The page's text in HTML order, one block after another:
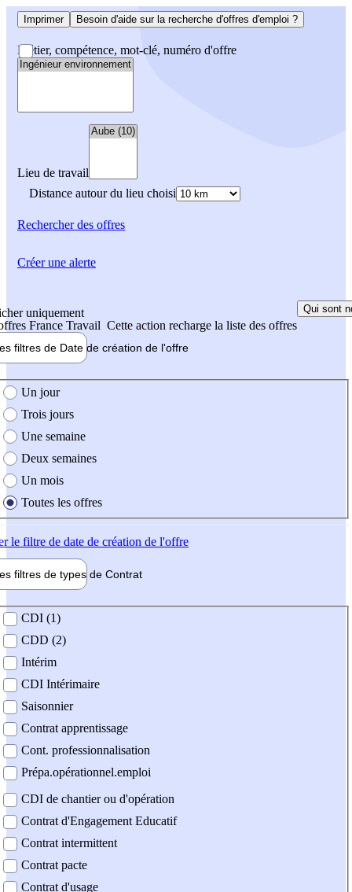
Imprimer Besoin d'aide sur la recherche d'offres d'emploi ?
Métier, compétence, mot-clé, numéro d'offre
Lieu de travail
Distance autour du lieu choisi
Rechercherdes offres
uniquement
France Travail Cette action recharge la liste des offres
Qui sont
filtres de Date de création de l'offre
création de l'offre
Un jour
Trois jours
Une semaine
Deux semaines
Un mois
Toutes les offres
le filtre de date de création de l'offre
filtres de types de Contrat
contrat
CDI (1)
CDD (2)
Intérim
CDI Intérimaire
Saisonnier
Contrat apprentissage
Cont. professionnalisation
Prépa.opérationnel.emploi
CDI de chantier ou d'opération
Contrat d'Engagement Educatif
Contrat intermittent
Contrat pacte
Contrat d'usage
Créer une alerte